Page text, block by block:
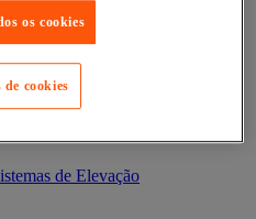
de Elevação
os cookies
de cookies